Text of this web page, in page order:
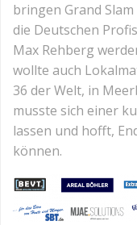
bringen Grand
die Deutschen
Max Rehberg
wollte auch
36 der Welt, in
musste sich einer
lassen und hofft,
können.